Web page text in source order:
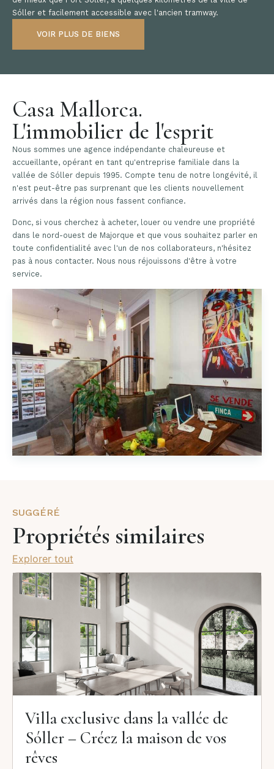
Sóller et facilement accessible avec l'ancien tramway.
VOIR PLUS DE BIENS
Casa Mallorca.
L'immobilier de l'esprit
Nous sommes une agence indépendante chaleureuse et
accueillante, opérant en tant qu'entreprise familiale dans la
vallée de Sóller depuis 1995. Compte tenu de notre longévité, il
n'est peut-être pas surprenant que les clients nouvellement
arrivés dans la région nous fassent confiance.
Donc, si vous cherchez à acheter, louer ou vendre une propriété
dans le nord-ouest de Majorque et que vous souhaitez parler en
toute confidentialité avec l'un de nos collaborateurs, n'hésitez
pas à nous contacter. Nous nous réjouissons d'être à votre
service.
SUGGÉRÉ
Propriétés similaires
Explorer tout
Villa exclusive dans la vallée de
Sóller – Créez la maison de vos
rêves